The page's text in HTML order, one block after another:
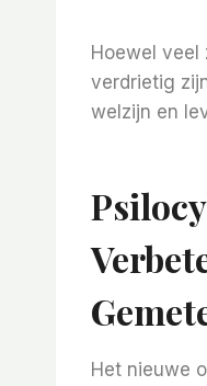
Hoewel veel
verdrietig
welzijn en
Het nieuwe